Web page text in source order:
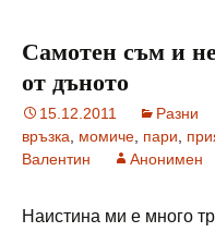
Самотен съм и
от дъното
15.12.2011 Разни
връзка
момиче пари
Валентин
Анонимен
Наистина ми е много